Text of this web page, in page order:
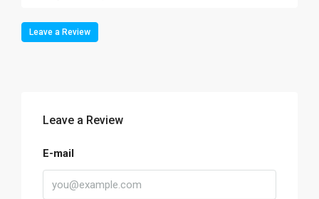
Leave a Review
Leave a Review
E-mail